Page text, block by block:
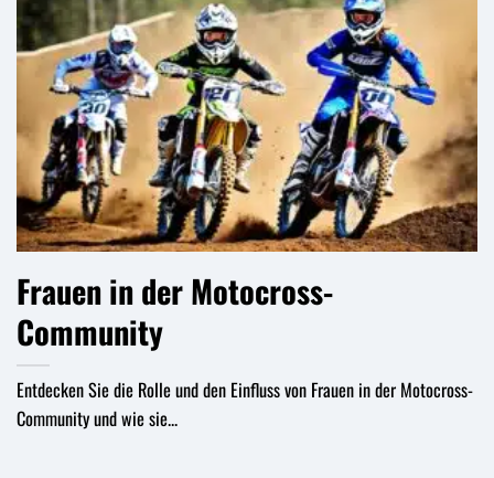
Frauen in der Motocross-
Community
Entdecken Sie die Rolle und den Einfluss von Frauen in der Motocross-
Community und wie sie...